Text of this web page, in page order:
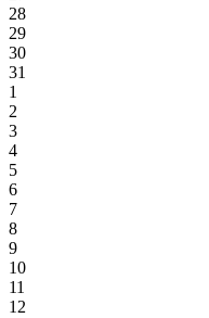
28
29
30
31
1
2
3
4
5
6
7
8
9
10
11
12